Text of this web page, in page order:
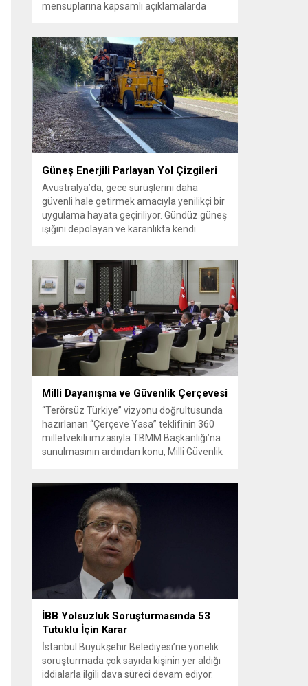
mensuplarına kapsamlı açıklamalarda
dosyaların yeniden ele alındığını ve
vatandaşların adalete erişiminin
güçlendirilmesine yönelik adımların
atıldığını ifade etti. Gürlek, Iğdır’ın lojistik ve
jeopolitik öneminin artacağını belirterek
bölgesel kalkınmanın adalet düzeniyle
desteklenmesi gerektiğini vurguladı....
Güneş Enerjili Parlayan Yol Çizgileri
Avustralya’da, gece sürüşlerini daha
güvenli hale getirmek amacıyla yenilikçi bir
uygulama hayata geçiriliyor. Gündüz güneş
ışığını depolayan ve karanlıkta kendi
bölgelerde sürücülere daha net bir görüş
sunmayı hedefliyor. Fosforlu kaplamaya
sahip bu yeni nesil şerit işaretleri sayesinde
virajlar, şerit sınırları...
Milli Dayanışma ve Güvenlik Çerçevesi
“Terörsüz Türkiye” vizyonu doğrultusunda
hazırlanan “Çerçeve Yasa” teklifinin 360
milletvekili imzasıyla TBMM Başkanlığı’na
sunulmasının ardından konu, Milli Güvenlik
maddelik bildiri, ülke güvenliği ve bölgesel
gelişmelere dair değerlendirmeleri
içermektedir. Yaklaşık 2 saat 15 dakika
süren oturumun sonuç metninde; terörle
mücadele, bölgesel istikrar,...
İBB Yolsuzluk Soruşturmasında 53
Tutuklu İçin Karar
İstanbul Büyükşehir Belediyesi’ne yönelik
soruşturmada çok sayıda kişinin yer aldığı
iddialarla ilgili dava süreci devam ediyor.